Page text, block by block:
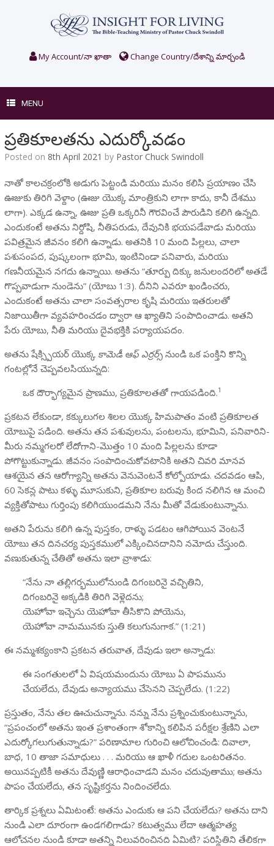
My Account/నా ఖాతా Change Country/దేశాన్ని మార్చండి
MENU
ప్రతికూలతను ఎదుర్కోవడం
Posted on 8th April 2021 by Pastor Chuck Swindoll
నాతో కాలచక్రం‌లోకి అడుగు పెట్టండి మరియు మనం కలిసి ప్రయాణం చేసి
ఊజు‌కు తిరిగి వెళ్దాం (ఊజు యొక్క మాంత్రికుని లాగా కాదు, కానీ దేశము
లాగా). ఎక్కడ ఉన్నా, ఊజు ప్రతి ఒక్కరినీ గౌరవించే పౌరుడిని కలిగి ఉన్నది.
ఎందుకంటే అతను నిర్దోషి, నీతిపరుడు, దేవునికి భయపడేవాడు మరియు
పవిత్రమైన జీవనం కలిగి ఉన్నాడు. అతనికి 10 మంది పిల్లలు, చాలా
పశుసంపద, పుష్కలంగా భూమి, ఇంటినిండా పనివారు, మరియు
గణనీయమైన నగదు ఉన్నాయి. అతను “తూర్పు దిక్కు జనులందరిలో అతడే
గొప్పవాడుగా నుండెను” (యోబు 1:3). దీనిని ఎవరూ ఖండించరు,
ఎందుకంటే అతను చాలా సంవత్సరాల కృషి మరియు ఇతరులతో
నిజాయితీగా వ్యవహరించడం ద్వారా ఆ ఖ్యాతిని సంపాదించాడు. అతని
పేరు యోబు, నీతి మరియు దైవభక్తికి పర్యాయపదం.
అతను షేక్స్పియర్ యొక్క కామెడీ ఆఫ్ ఎర్రర్స్నుండి ఒక పంక్తిని కొన్ని
గంటల్లోనే చెప్పవలసియున్నది:
ఒక దౌర్భాగ్యమైన ప్రాణము, ప్రతికూలతతో గాయపడింది.1
ప్రకటన లేకుండా, కక్కులుగల శిలల యొక్క హిమపాతం వంటి ప్రతికూలత
యోబుపై పడింది. అతను తన పశువులను, పంటలను, భూమిని, పనివారిని-
మీరు నమ్మగలరో లేదోగాని-మొత్తం 10 మంది పిల్లలను కూడా
పోగొట్టుకున్నాడు. జీవనం సంపాదించుకోవటానికి అతని చివరి మానవ
ఆశయైన తన ఆరోగ్యాన్ని అతను వెనువెంటనే కోల్పోయాడు. చదవడం ఆపి,
60 సెకన్ల పాటు కళ్ళు మూసుకుని, ప్రతికూల బరువు కింద నలిగిన ఆ మంచి
వ్యక్తితోపాటు గుర్తింపు కలిగియుండమని నేను మీతో వేడుకుంటున్నాను.
అతని పేరును కలిగి ఉన్న పుస్తకం, రాళ్ళు పడటం ఆగిపోయిన వెంటనే
యోబు తన దినచర్య పుస్తకములో ఎక్కించినదానిని నమోదు చేస్తుంది.
వణుకుతున్న చేతితో అతను ఇలా వ్రాశాడు:
“నేను నా తల్లిగర్భములోనుండి దిగంబరినై వచ్చితిని,
దిగంబరినై అక్కడికి తిరిగి వెళ్లెదను;
యెహోవా ఇచ్చెను యెహోవా తీసికొని పోయెను,
యెహోవా నామమునకు స్తుతి కలుగునుగాక.” (1:21)
ఈ నమ్మశక్యంకాని ప్రకటన తరువాత, దేవుడు ఇలా అన్నాడు:
ఈ సంగతులలో ఏ విషయమందును యోబు ఏ పాపమును
చేయలేదు, దేవుడు అన్యాయము చేసెనని చెప్పలేదు. (1:22)
ప్రస్తుతం, నేను తల ఊచుచున్నాను. నన్ను నేను ప్రశ్నించుకుంటున్నాను,
“ప్రపంచంలో అతను ఇంత ప్రశాంతంగా శోకాన్ని కలిపిన పరీక్షల శ్రేణిని ఎలా
ఎదుర్కోగలుగుతున్నాడు?” పరిణామాల గురించి ఆలోచించండి: దివాలా,
బాధ, 10 తాజా సమాధులు . . . మరియు ఆ ఖాళీ గదుల ఒంటరితనం.
అయినప్పటికీ అతను దేవుణ్ణి ఆరాధించాడని మనం చదువుతాము; అతను
పాపం చేయలేదు, తన సృష్టికర్తను నిందించలేదు.
తార్కిక ప్రశ్నలు ఏమిటంటే: అతను ఎందుకు ఆ పని చేయలేదు? అతను దాని
నుండి ఎలా దూరంగా ఉండగలిగాడు? కటుత్వము లేదా ఆత్మహత్య
ఆలోచనల నుండి కూడా అతన్ని నిలువరించినది ఏమిటి? పరిస్థితిని తేలికగా